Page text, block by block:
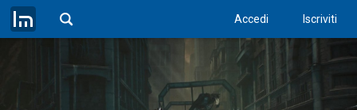
Accedi Iscriviti